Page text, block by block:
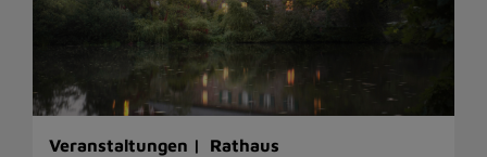
Veranstaltungen | Rathaus